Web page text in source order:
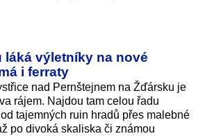
láká výletníky na nové
i ferraty
nad Pernštejnem na Žďársku je
rájem. Najdou tam celou řadu
tajemných ruin hradů přes malebné
po divoká skaliska či známou